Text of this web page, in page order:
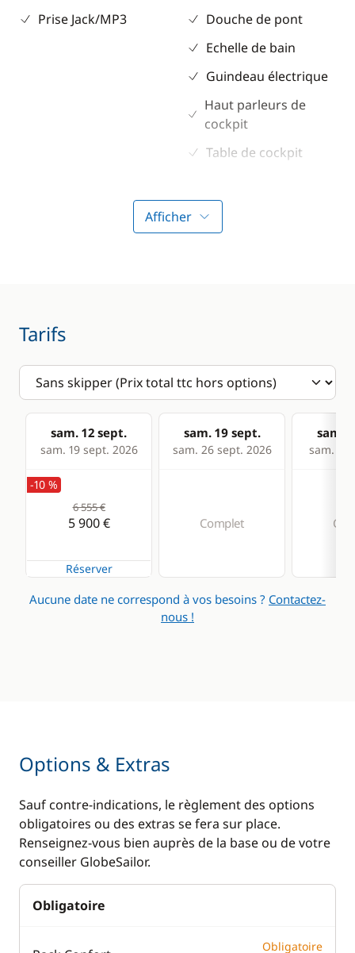
Prise Jack/MP3
Douche de pont
Echelle de bain
Guindeau électrique
Haut parleurs de
cockpit
Table de cockpit
Convertisseur 220V
Sondeur
Divers
Guide & cartes
Cuisine
Congélateur
Cuisinière
Réfrigérateur
éléctrique
Confort
Eau chaude
Afficher
Tarifs
sam. 12 sept.
sam. 19 sept. 2026
sam. 19 sept.
sam. 26 sept. 2026
sam.
sam. 03
-10 %
6 555 €
5 900 €
Réserver
Complet
Aucune date ne correspond à vos besoins ? Contactez-
nous !
Options & Extras
Sauf contre-indications, le règlement des options
obligatoires ou des extras se fera sur place.
Renseignez-vous bien auprès de la base ou de votre
conseiller GlobeSailor.
Obligatoire
Obligatoire